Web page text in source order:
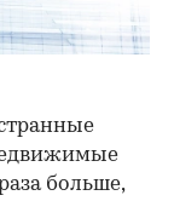
больше,